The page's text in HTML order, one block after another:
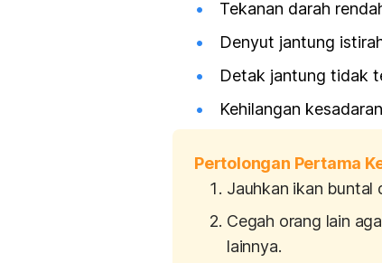
Tekanan darah
Denyut jantung
Detak jantung tidak
Kehilangan
Pertolongan Pertama
Jauhkan ikan buntal
Cegah orang lain
lainnya.